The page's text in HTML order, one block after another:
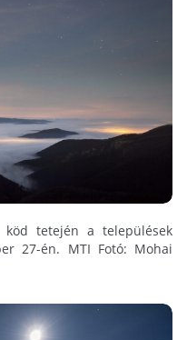
tetején a települések
27-én. MTI Fotó: Mohai